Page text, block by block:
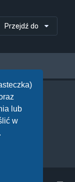
lub
w
Przejdź do